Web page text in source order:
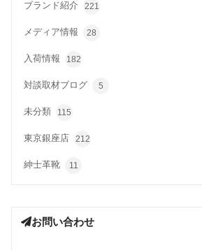
ブランド紹介 221
メディア情報 28
入荷情報 182
対談取材ブログ 5
未分類 115
東京銀座店 212
紳士革靴 11
お問い合わせ